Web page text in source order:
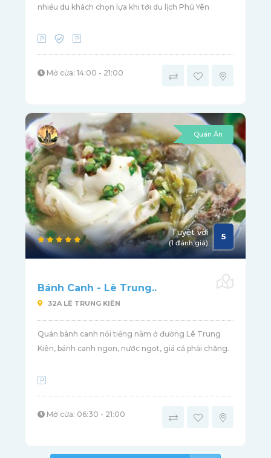
nhiều du khách chọn lựa khi tới du lịch Phú Yên
Mở cửa: 14:00 - 21:00
Quán Ăn
Tuyệt vời
(1 đánh giá)
5
Bánh Canh - Lê Trung..
32A LÊ TRUNG KIÊN
Quán bánh canh nổi tiếng nằm ở đường Lê Trung
Kiên, bánh canh ngon, nước ngọt, giá cả phải chăng.
Mở cửa: 06:30 - 21:00